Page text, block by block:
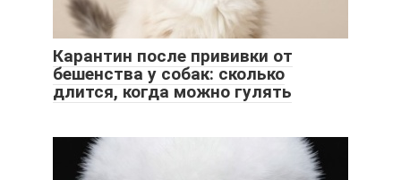
Карантин после прививки от
бешенства у собак: сколько
длится, когда можно гулять